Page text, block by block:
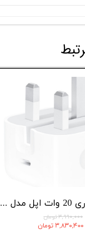
شارژر دیواری 20 وات اپل مدل 20W USB-C
۳,۹۹۰,۰۰۰ تومان
۳,۸۳۰,۴۰۰ تومان